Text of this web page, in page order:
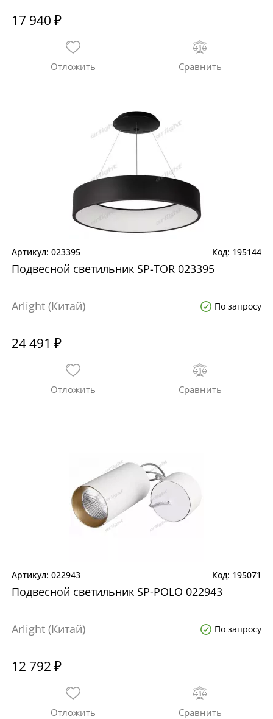
17 940 ₽
023395 195144
Подвесной светильник SP-TOR 023395
Arlight (Китай) По запросу
24 491 ₽
022943 195071
Подвесной светильник SP-POLO 022943
Arlight (Китай) По запросу
12 792 ₽